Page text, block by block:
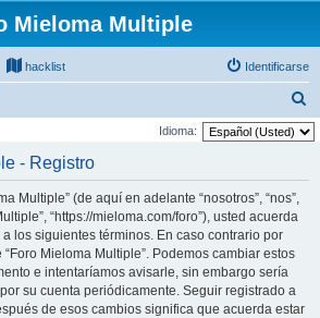
Mieloma Multiple
hacklist Identificarse
u
Idioma:
- Registro
Multiple” (de aquí en adelante “nosotros”, “nos”,
“https://mieloma.com/foro”), usted acuerda
los siguientes términos. En caso contrario por
Mieloma Multiple”. Podemos cambiar estos
e intentaríamos avisarle, sin embargo sería
su cuenta periódicamente. Seguir registrado a
de esos cambios significa que acuerda estar